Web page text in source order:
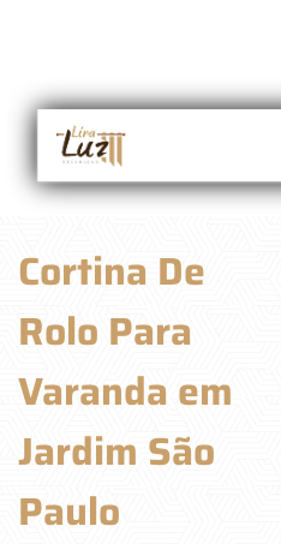
Cortina De
Rolo Para
Varanda em
Jardim São
Paulo